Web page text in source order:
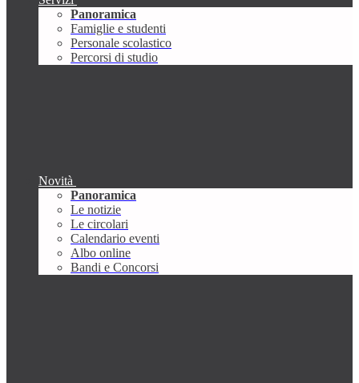
Panoramica
Famiglie e studenti
Personale scolastico
Percorsi di studio
Novità
Panoramica
Le notizie
Le circolari
Calendario eventi
Albo online
Bandi e Concorsi